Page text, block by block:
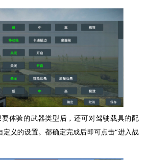
体验的武器类型后，还可对驾驶载具的配
定义的设置。都确定完成后即可点击“进入战